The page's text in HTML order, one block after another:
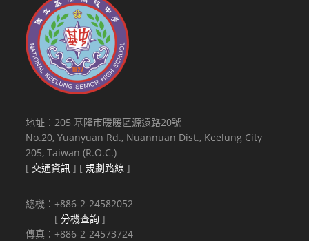
地址：205 基隆市暖暖區源遠路20號
No.20, Yuanyuan Rd., Nuannuan Dist., Keelung City
205, Taiwan (R.O.C.)
[ 交通資訊 ] [規劃路線 ]
總機：+886-2-24582052
[分機查詢 ]
傳真：+886-2-24573724